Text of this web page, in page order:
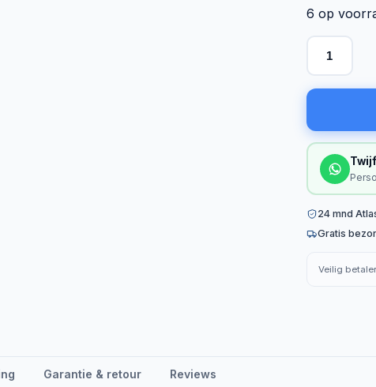
6 op
24 mnd
Gratis
Veilig
Garantie & retour Reviews